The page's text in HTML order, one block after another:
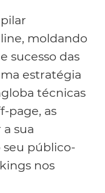
moldando
sucesso das
estratégia
técnicas
page, as
sua
seu público-
nos